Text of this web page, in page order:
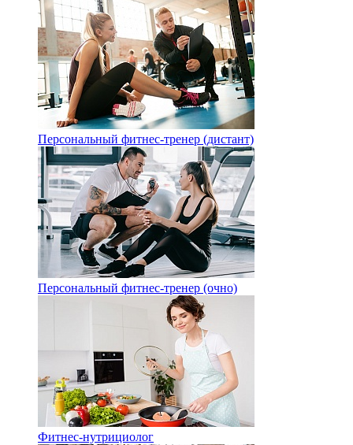
Персональный фитнес-тренер (дистант)
Персональный фитнес-тренер (очно)
Фитнес-нутрициолог